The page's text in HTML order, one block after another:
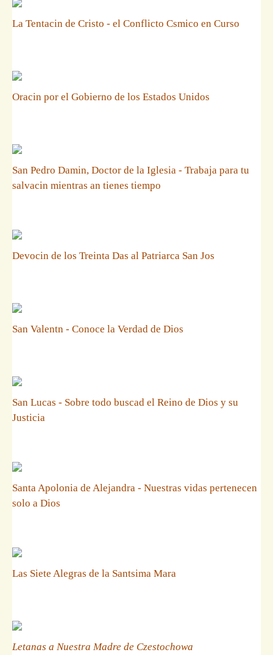
La Tentacin de Cristo - el Conflicto Csmico en Curso
Oracin por el Gobierno de los Estados Unidos
San Pedro Damin, Doctor de la Iglesia - Trabaja para tu
salvacin mientras an tienes tiempo
Devocin de los Treinta Das al Patriarca San Jos
San Valentn - Conoce la Verdad de Dios
San Lucas - Sobre todo buscad el Reino de Dios y su
Justicia
Santa Apolonia de Alejandra - Nuestras vidas pertenecen
solo a Dios
Las Siete Alegras de la Santsima Mara
Letanas a Nuestra Madre de Czestochowa